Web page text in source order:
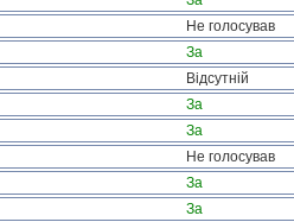
Не голосував
За
Відсутній
За
За
Не голосував
За
За